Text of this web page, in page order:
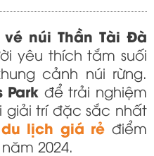
núi Thần Tài Đà
yêu thích tắm suối
cảnh núi rừng.
Park để trải nghiệm
giải trí đặc sắc nhất
du lịch giá rẻ điểm
2024.